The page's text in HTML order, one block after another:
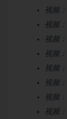
视频：
视频：
视频：
视频：
视频：
视频：
视频：
视频：